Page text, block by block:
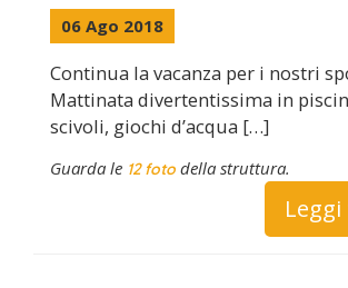
06 Ago 2018
Continua la vacanza per i nostri
Mattinata divertentissima in
scivoli, giochi d’acqua […]
Guarda le 12 foto della struttura.